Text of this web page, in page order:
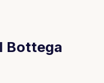
Bottega